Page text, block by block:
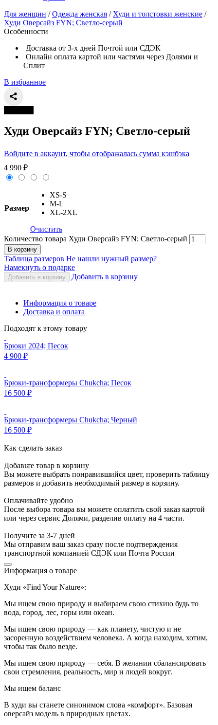
Для женщин / Одежда женская / Худи и толстовки женские /
Худи Оверсайз FYN; Светло-серый
Особенности
Доставка от 3-х дней Почтой или СДЭК
Онлайн оплата картой или частями через Долями и
Сплит
В избранное
Худи Оверсайз FYN; Светло-серый
Войдите в аккаунт, чтобы отображалась сумма кэшбэка
4 990 ₽
Размер
XS-S
M-L
XL-2XL
Очистить
Количество товара Худи Оверсайз FYN; Светло-серый
В корзину
Таблица размеров Не нашли нужный размер?
Намекнуть о подарке
Добавить в корзину Добавить в корзину
Информация о товаре
Доставка и оплата
Подходят к этому товару
Брюки 2024; Песок
4 900 ₽
Брюки-трансформеры Chukcha; Песок
16 500 ₽
Брюки-трансформеры Chukcha; Черный
16 500 ₽
Как сделать заказ
Добавьте товар в корзину
Вы можете выбрать понравившийся цвет, проверить таблицу
размеров и добавить необходимый размер в корзину.
Оплачивайте удобно
После выбора товара вы можете оплатить свой заказ картой
или через сервис Долями, разделив оплату на 4 части.
Получите за 3-7 дней
Мы отправим ваш заказ сразу после подтверждения
транспортной компанией СДЭК или Почта России
Информация о товаре
Худи «Find Your Nature»:
Мы ищем свою природу и выбираем свою стихию будь то
вода, город, лес, горы или океан.
Мы ищем свою природу — как планету, чистую и не
засоренную воздействием человека. А когда находим, хотим,
чтобы так было везде.
Мы ищем свою природу — себя. В желании сбалансировать
свои стремления, реальность, мир и людей вокруг.
Мы ищем баланс
В худи вы станете синонимом слова «комфорт». Базовая
оверсайз модель в природных цветах.